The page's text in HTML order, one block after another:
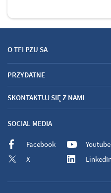
O TFI PZU SA
PRZYDATNE
SKONTAKTUJ SIĘ Z NAMI
SOCIAL MEDIA
Facebook
X
Youtube
LinkedIn